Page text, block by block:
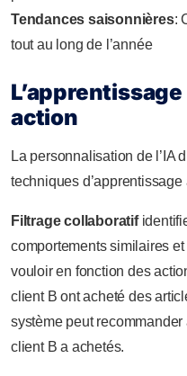
Tendances saisonnières:
tout au long de l’année
action
La personnalisation de l’IA
techniques d’apprentissage
Filtrage collaboratif
comportements similaires
vouloir en fonction des
client B ont acheté des
système peut
client B a achetés.